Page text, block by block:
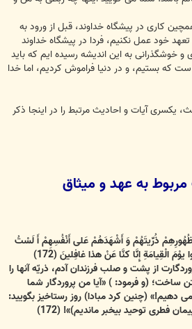
کاری در پیشگاه خداوند، قبل از ورود به
تعهد خود عمل نکنیم، فردا در پیشگاه خداوند
و خوشگذرانی به این اندیشه رسیده ایم که باید
که بستیم، و در دنیا فراموش کردیم، اما خدا
یکسری آیات و احادیث مرتبط را در اینجا ذکر
به عهد و میثاق
ذُرِّیتَهُمْ وَ أَشْهَدَهُمْ عَلى‏ أَنْفُسِهِمْ أَ لَسْتُ
الْقِیامَةِ إِنَّا کنَّا عَنْ هذا غافِلینَ (172)
از پشت و صلب فرزندان آدم، ذریّه آنها را
ساخت؛ (و فرمود: ) «آیا من پروردگار شما
دهیم!» (چنین کرد مبادا) روز رستاخیز بگویید:
فطری توحید بی‏خبر ماندیم)»! (172)